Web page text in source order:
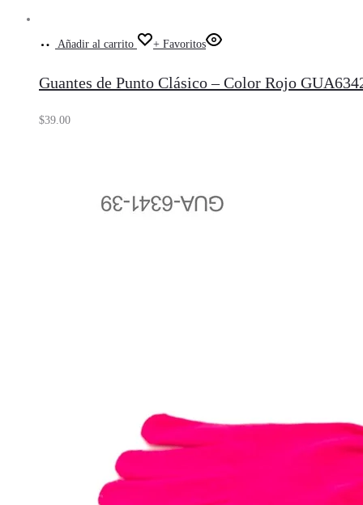
Añadir al carrito + Favoritos
Guantes de Punto Clásico – Color Rojo
$39.00